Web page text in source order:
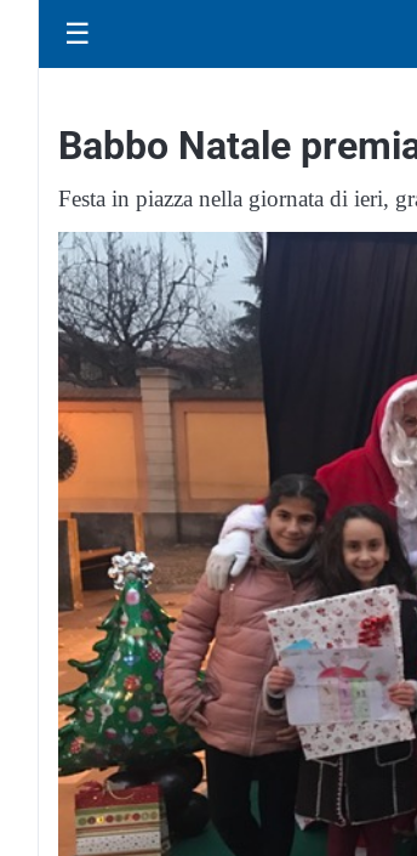
☰
Babbo Natale
Festa in piazza nella giornata di ieri,